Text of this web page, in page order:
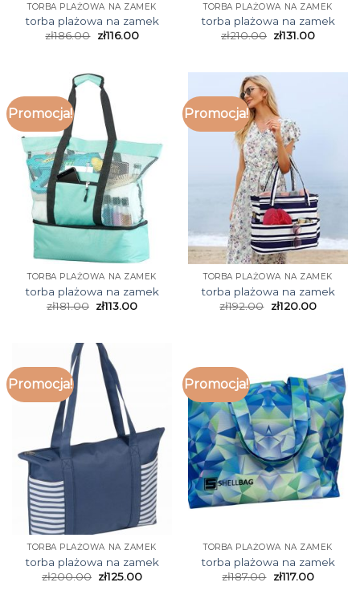
TORBA PLAŻOWA NA ZAMEK
torba plażowa na zamek
zł186.00 zł116.00
TORBA PLAŻOWA NA ZAMEK
torba plażowa na zamek
zł210.00 zł131.00
Promocja!
TORBA PLAŻOWA NA ZAMEK
torba plażowa na zamek
zł181.00 zł113.00
Promocja!
TORBA PLAŻOWA NA ZAMEK
torba plażowa na zamek
zł192.00 zł120.00
Promocja!
TORBA PLAŻOWA NA ZAMEK
torba plażowa na zamek
zł200.00 zł125.00
Promocja!
TORBA PLAŻOWA NA ZAMEK
torba plażowa na zamek
zł187.00 zł117.00